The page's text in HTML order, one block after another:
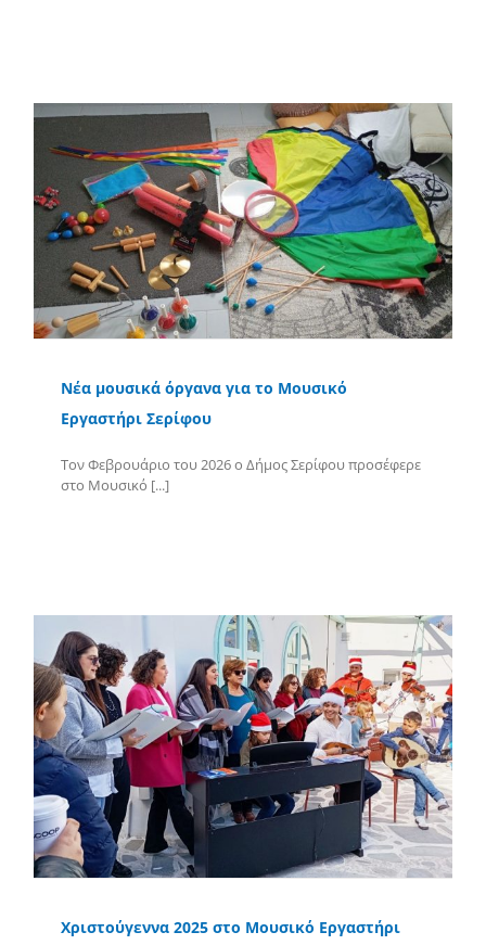
Νέα μουσικά όργανα για το Μουσικό
Εργαστήρι Σερίφου
Τον Φεβρουάριο του 2026 ο Δήμος Σερίφου προσέφερε
στο Μουσικό [...]
Χριστούγεννα 2025 στο Μουσικό Εργαστήρι